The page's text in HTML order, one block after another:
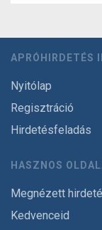
APRÓHIRDETÉS
Nyitólap
Regisztráció
Hirdetésfeladás
HASZNOS
Megnézett
Kedvenceid